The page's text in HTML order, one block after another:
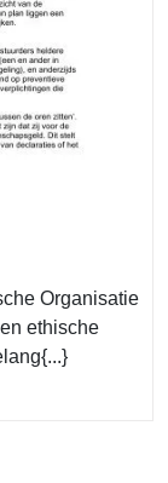
Organisatie
ethische